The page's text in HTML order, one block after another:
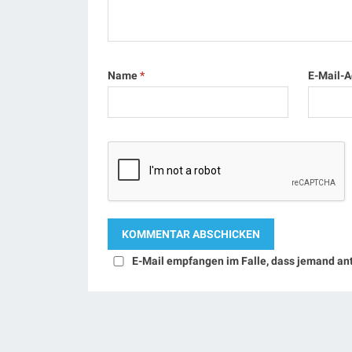
Name* E-Mail-
E-Mail empfangen im Falle, dass jemand